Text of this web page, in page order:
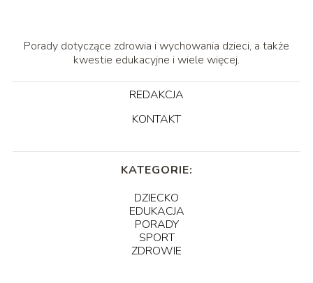
Porady dotyczące zdrowia i wychowania dzieci, a także
kwestie edukacyjne i wiele więcej.
REDAKCJA
KONTAKT
KATEGORIE:
DZIECKO
EDUKACJA
PORADY
SPORT
ZDROWIE